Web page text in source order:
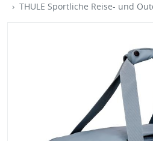
THULE Sportliche Reise- und